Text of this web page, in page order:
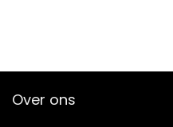
Over ons